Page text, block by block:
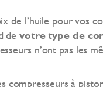
de l’huile pour vos
devotre type de
n’ont pas les
compresseurs à